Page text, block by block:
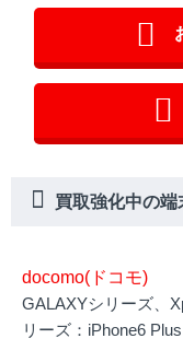
買取強化中の端
docomo(ドコモ)
GALAXYシリーズ、
リーズ：iPhone6